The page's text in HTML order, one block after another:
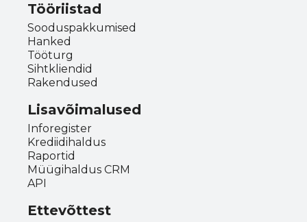
Tööriistad
Sooduspakkumised
Hanked
Tööturg
Sihtkliendid
Rakendused
Lisavõimalused
Inforegister
Krediidihaldus
Raportid
Müügihaldus CRM
API
Ettevõttest